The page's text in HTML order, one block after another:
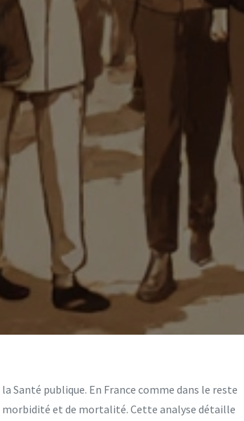
Santé publique. En France comme dans le reste
morbidité et de mortalité. Cette analyse détaille